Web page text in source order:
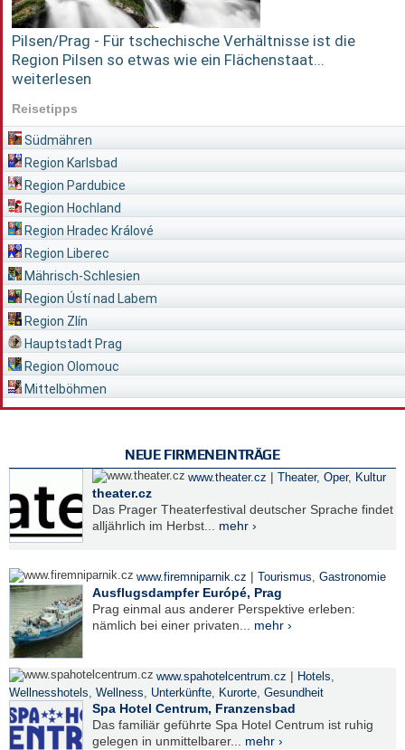
Pilsen/Prag - Für tschechische Verhältnisse ist die
Region Pilsen so etwas wie ein Flächenstaat...
weiterlesen
Reisetipps
Südmähren
Region Karlsbad
Region Pardubice
Region Hochland
Region Hradec Králové
Region Liberec
Mährisch-Schlesien
Region Ústí nad Labem
Region Zlín
Hauptstadt Prag
Region Olomouc
Mittelböhmen
NEUE FIRMENEINTRÄGE
www.theater.cz | Theater, Oper, Kultur
theater.cz
Das Prager Theaterfestival deutscher Sprache findet
alljährlich im Herbst... mehr ›
www.firemniparnik.cz | Tourismus, Gastronomie
Ausflugsdampfer Európé, Prag
Prag einmal aus anderer Perspektive erleben:
nämlich bei einer privaten... mehr ›
www.spahotelcentrum.cz | Hotels,
Wellnesshotels, Wellness, Unterkünfte, Kurorte, Gesundheit
Spa Hotel Centrum, Franzensbad
Das familiär geführte Spa Hotel Centrum ist ruhig
gelegen in unmittelbarer... mehr ›